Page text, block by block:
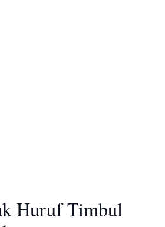
Huruf Timbul